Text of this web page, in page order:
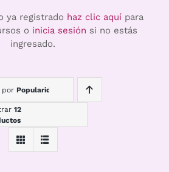
ya registrado haz clic aquípara
o inicia sesión si no estás
ingresado.
por Popularidad
12